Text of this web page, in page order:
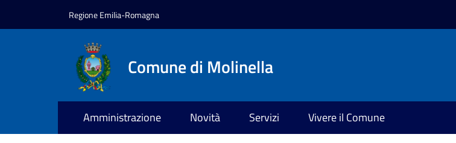
Regione Emilia-Romagna
Comune di Molinella
Amministrazione Novità Servizi Vivere il Comune